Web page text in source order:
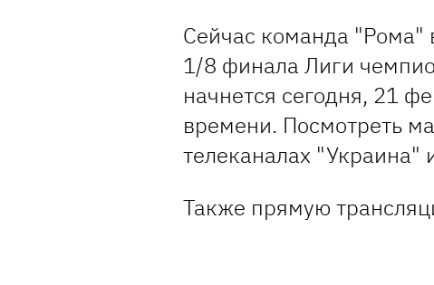
Сейчас команда "Рома"
1/8 финала Лиги
начнется сегодня, 21
времени. Посмотреть
телеканалах "Украина"
Также прямую